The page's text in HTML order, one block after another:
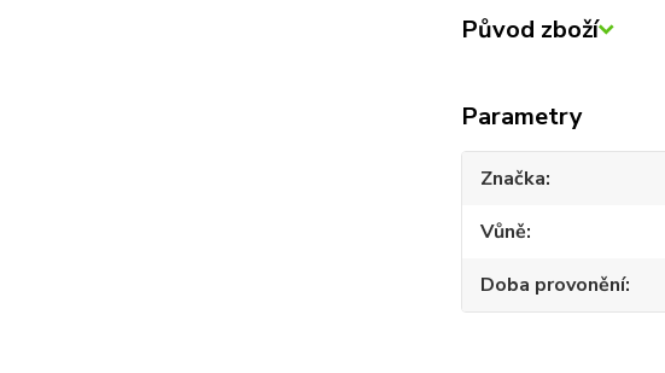
Původ zboží
Parametry
Značka
Vůně
Doba provonění